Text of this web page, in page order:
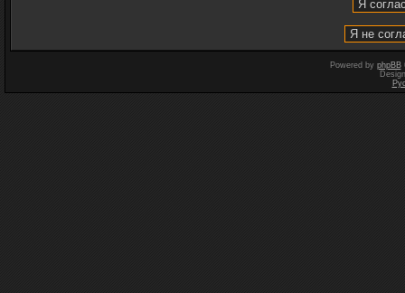
Powered by phpBB